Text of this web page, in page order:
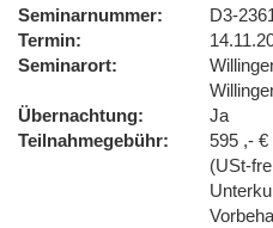
Seminarnummer
D3-
Termin
Seminarort
Übernachtung
Ja
Teilnahmegebühr
595 ,-
(USt-